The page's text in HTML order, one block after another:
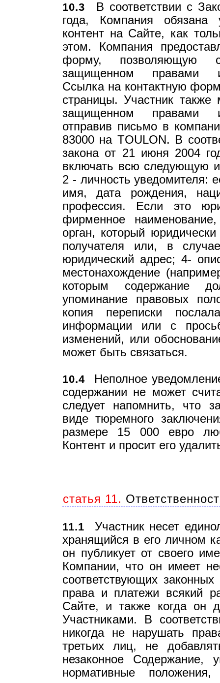
10.3 В соответствии с
года, Компания обязана
контент на Сайте, как
этом. Компания
форму, позволяющую
защищенном правами
Ссылка на контактную
страницы. Участник
защищенном правами
отправив письмо в
83000 на TOULON. В
закона от 21 июня 2004
включать всю следующую
2 - личность уведомителя:
имя, дата рождения,
профессия. Если это
фирменное
орган, который
получателя или, в
юридический адрес; 4-
местонахождение
которым содержание
упоминание правовых
копия переписки
информации или с
изменений, или
может быть связаться.
10.4 Неполное
содержании не может
следует напомнить, что
виде тюремного
размере 15 000 евро
Контент и просит его
статья 11.
11.1 Участник несет
хранящийся в его личном
он публикует от своего
Компании, что он имеет
соответствующих
права и платежи всякий
Сайте, и также когда он
Участниками. В
никогда не нарушать
третьих лиц, не
незаконное Содержание,
нормативные